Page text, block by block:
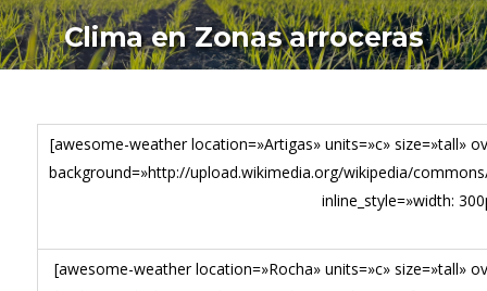
Clima en Zonas arroceras
[awesome-weather location=»Artigas» units=»c» size=»tall»
background=»http://upload.wikimedia.org/wikipedia/
inline_style=»width:
[awesome-weather location=»Rocha» units=»c» size=»tall»